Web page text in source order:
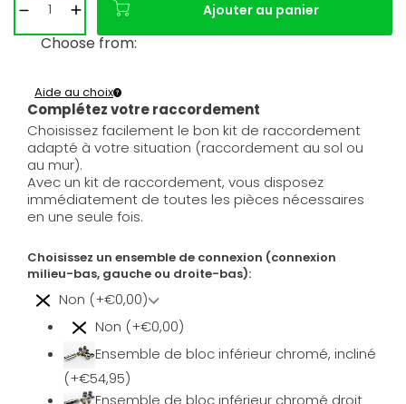
Ajouter au panier
Choose from:
Complétez votre raccordement
Aide au choix
Choisissez facilement le bon kit de raccordement
adapté à votre situation (raccordement au sol ou
au mur).
Avec un kit de raccordement, vous disposez
immédiatement de toutes les pièces nécessaires
en une seule fois.
Choisissez un ensemble de connexion (connexion
milieu-bas, gauche ou droite-bas):
Non (+€0,00)
Non (+€0,00)
Ensemble de bloc inférieur chromé, incliné
(+€54,95)
Ensemble de bloc inférieur chromé droit